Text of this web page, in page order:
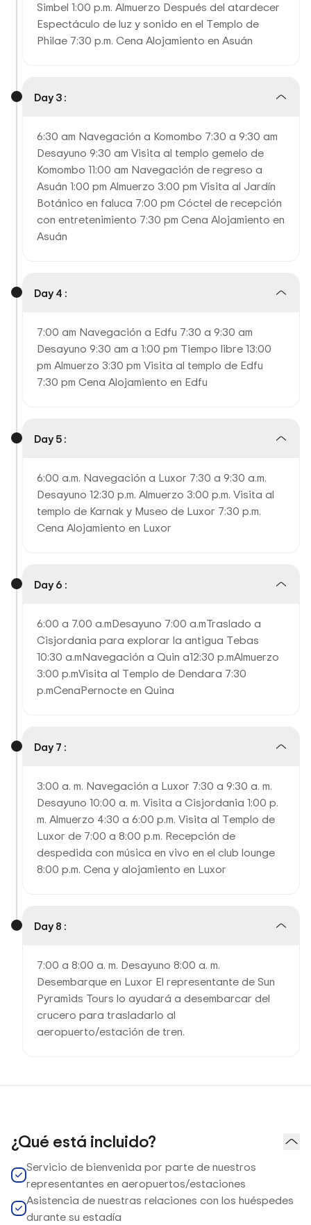
Simbel 1:00 p.m. Almuerzo Después del atardecer
Espectáculo de luz y sonido en el Templo de
Philae 7:30 p.m. Cena Alojamiento en Asuán
Day 3 :
6:30 am Navegación a Komombo 7:30 a 9:30 am
Desayuno 9:30 am Visita al templo gemelo de
Komombo 11:00 am Navegación de regreso a
Asuán 1:00 pm Almuerzo 3:00 pm Visita al Jardín
Botánico en faluca 7:00 pm Cóctel de recepción
con entretenimiento 7:30 pm Cena Alojamiento en
Asuán
Day 4 :
7:00 am Navegación a Edfu 7:30 a 9:30 am
Desayuno 9:30 am a 1:00 pm Tiempo libre 13:00
pm Almuerzo 3:30 pm Visita al templo de Edfu
7:30 pm Cena Alojamiento en Edfu
Day 5 :
6:00 a.m. Navegación a Luxor 7:30 a 9:30 a.m.
Desayuno 12:30 p.m. Almuerzo 3:00 p.m. Visita al
templo de Karnak y Museo de Luxor 7:30 p.m.
Cena Alojamiento en Luxor
Day 6 :
6:00 a 7.00 a.mDesayuno 7:00 a.mTraslado a
Cisjordania para explorar la antigua Tebas
10:30 a.mNavegación a Quin a12:30 p.mAlmuerzo
3:00 p.mVisita al Templo de Dendara 7:30
p.mCenaPernocte en Quina
Day 7 :
3:00 a. m. Navegación a Luxor 7:30 a 9:30 a. m.
Desayuno 10:00 a. m. Visita a Cisjordania 1:00 p.
m. Almuerzo 4:30 a 6:00 p.m. Visita al Templo de
Luxor de 7:00 a 8:00 p.m. Recepción de
despedida con música en vivo en el club lounge
8:00 p.m. Cena y alojamiento en Luxor
Day 8 :
7:00 a 8:00 a. m. Desayuno 8:00 a. m.
Desembarque en Luxor El representante de Sun
Pyramids Tours lo ayudará a desembarcar del
crucero para trasladarlo al
aeropuerto/estación de tren.
¿Qué está incluido?
Servicio de bienvenida por parte de nuestros
representantes en aeropuertos/estaciones
Asistencia de nuestras relaciones con los huéspedes
durante su estadía